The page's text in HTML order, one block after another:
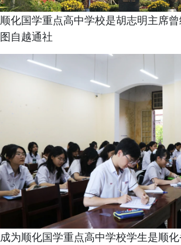
顺化国学重点高中学校是胡志明主席曾
图自越通社
成为顺化国学重点高中学校学生是顺